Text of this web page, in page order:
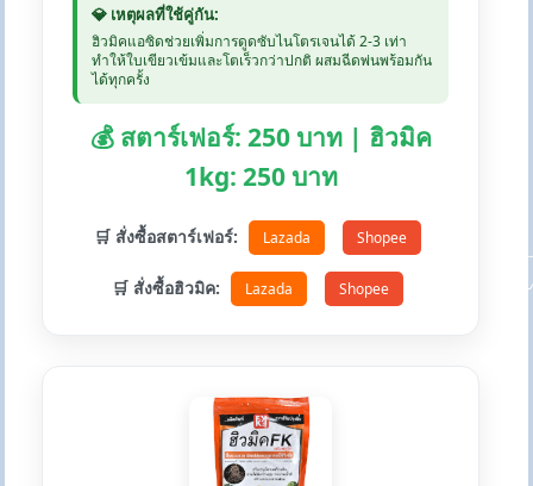
💎 เหตุผลที่ใช้คู่กัน:
ฮิวมิคแอซิดช่วยเพิ่มการดูดซับไนโตรเจนได้ 2-3 เท่า
ทำให้ใบเขียวเข้มและโตเร็วกว่าปกติ ผสมฉีดพ่นพร้อมกัน
ได้ทุกครั้ง
💰 สตาร์เฟอร์: 250 บาท | ฮิวมิค
1kg: 250 บาท
🛒 สั่งซื้อสตาร์เฟอร์: Lazada Shopee
🛒 สั่งซื้อฮิวมิค: Lazada Shopee